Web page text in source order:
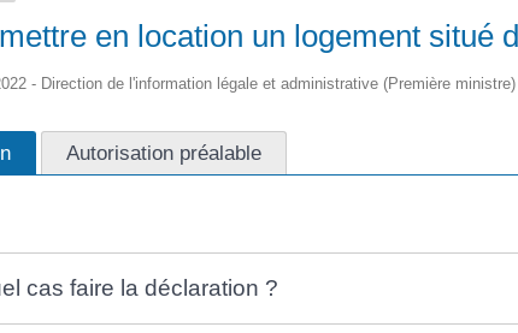
en location un logement situé
- Direction de l'information légale et administrative (Première ministre)
Autorisation préalable
cas faire la déclaration ?